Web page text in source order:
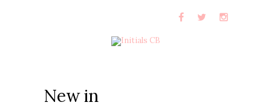
New in